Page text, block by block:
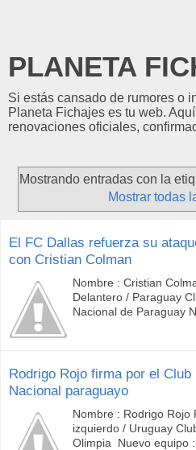
PLANETA
Si estás cansado de rumores o
Planeta Fichajes es tu web.
renovaciones oficiales,
Mostrando entradas con la
Mostrar todas
El FC Dallas refuerza su
con Cristian Colman
Nombre : Cristian
Delantero / Paraguay
Nacional de Paraguay
Rodrigo Rojo firma por el Club
Nacional paraguayo
Nombre : Rodrigo Rojo
izquierdo / Uruguay
Olimpia Nuevo equipo :